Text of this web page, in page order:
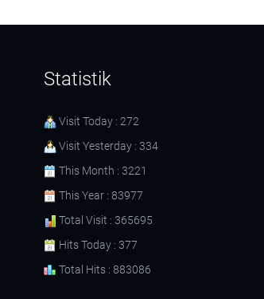
Statistik
Visit Today : 272
Visit Yesterday : 334
This Month : 3221
This Year : 83977
Total Visit : 365695
Hits Today : 377
Total Hits : 883086